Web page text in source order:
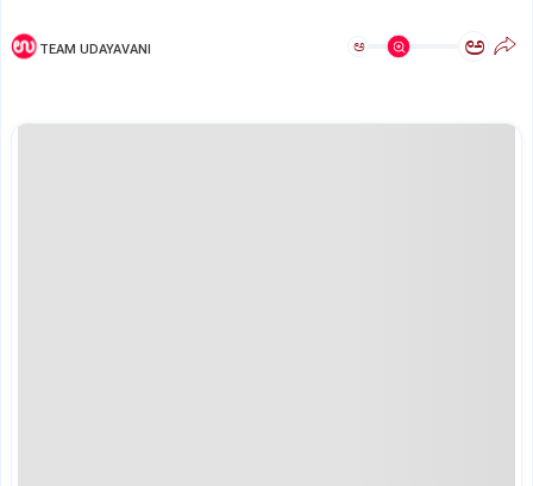
TEAM UDAYAVANI ಅ ಅ